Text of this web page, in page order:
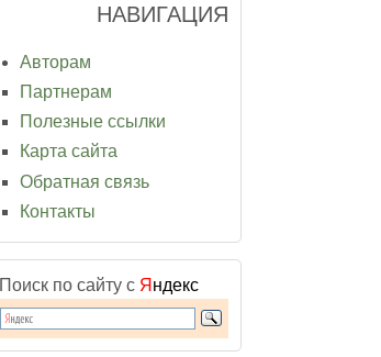
НАВИГАЦИЯ
Авторам
Партнерам
Полезные ссылки
Карта сайта
Обратная связь
Контакты
Поиск по сайту с Я ндекс